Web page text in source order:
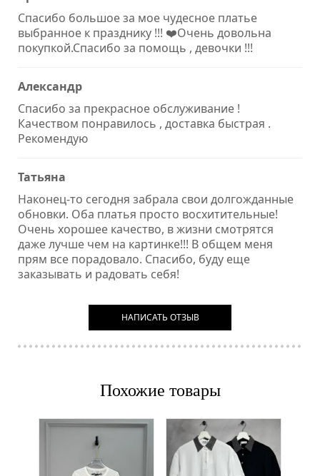
Спасибо большое за мое чудесное платье
выбранное к празднику !!! ❤️Очень довольна
покупкой.Спасибо за помощь , девочки !!!
Александр
Спасибо за прекрасное обслуживание !
Качеством понравилось , доставка быстрая .
Рекомендую
Татьяна
Наконец-то сегодня забрала свои долгожданные
обновки. Оба платья просто восхитительные!
Очень хорошее качество, в жизни смотрятся
даже лучше чем на картинке!!! В общем меня
прям все порадовало. Спасибо, буду еще
заказывать и радовать себя!
НАПИСАТЬ ОТЗЫВ
Похожие товары